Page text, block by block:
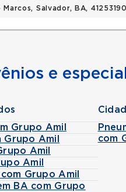
Salvador, BA,
e
Grupo Amil
Amil
Amil
Amil
Grupo Amil
BA com Grupo
com